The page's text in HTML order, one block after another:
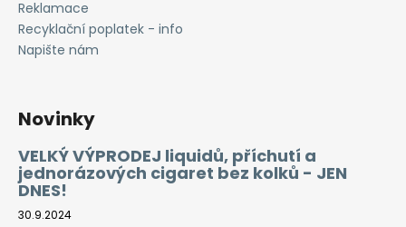
Reklamace
Recyklační poplatek - info
Napište nám
Novinky
VELKÝ VÝPRODEJ liquidů, příchutí a
jednorázových cigaret bez kolků - JEN
DNES!
30.9.2024